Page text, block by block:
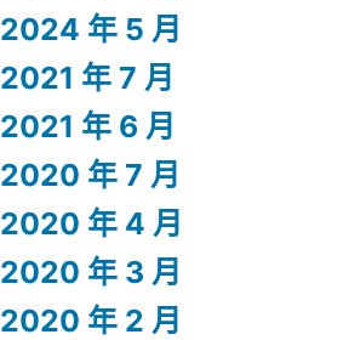
2024 年 5 月
2021 年 7 月
2021 年 6 月
2020 年 7 月
2020 年 4 月
2020 年 3 月
2020 年 2 月